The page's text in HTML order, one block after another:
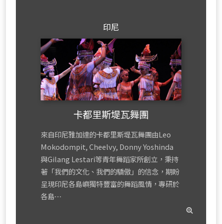
印尼
卡都里斯堤瓦舞團
來自印尼雅加達的卡都里斯堤瓦舞團由Leo
Mokodompit, Cheelvy, Donny Yoshinda
與Gilang Lestari等青年舞蹈家所創立，秉持
著「我們的文化、我們的驕傲」的信念，期盼
呈現印尼各島嶼獨特豐富的舞蹈風情，專研於
各島⋯